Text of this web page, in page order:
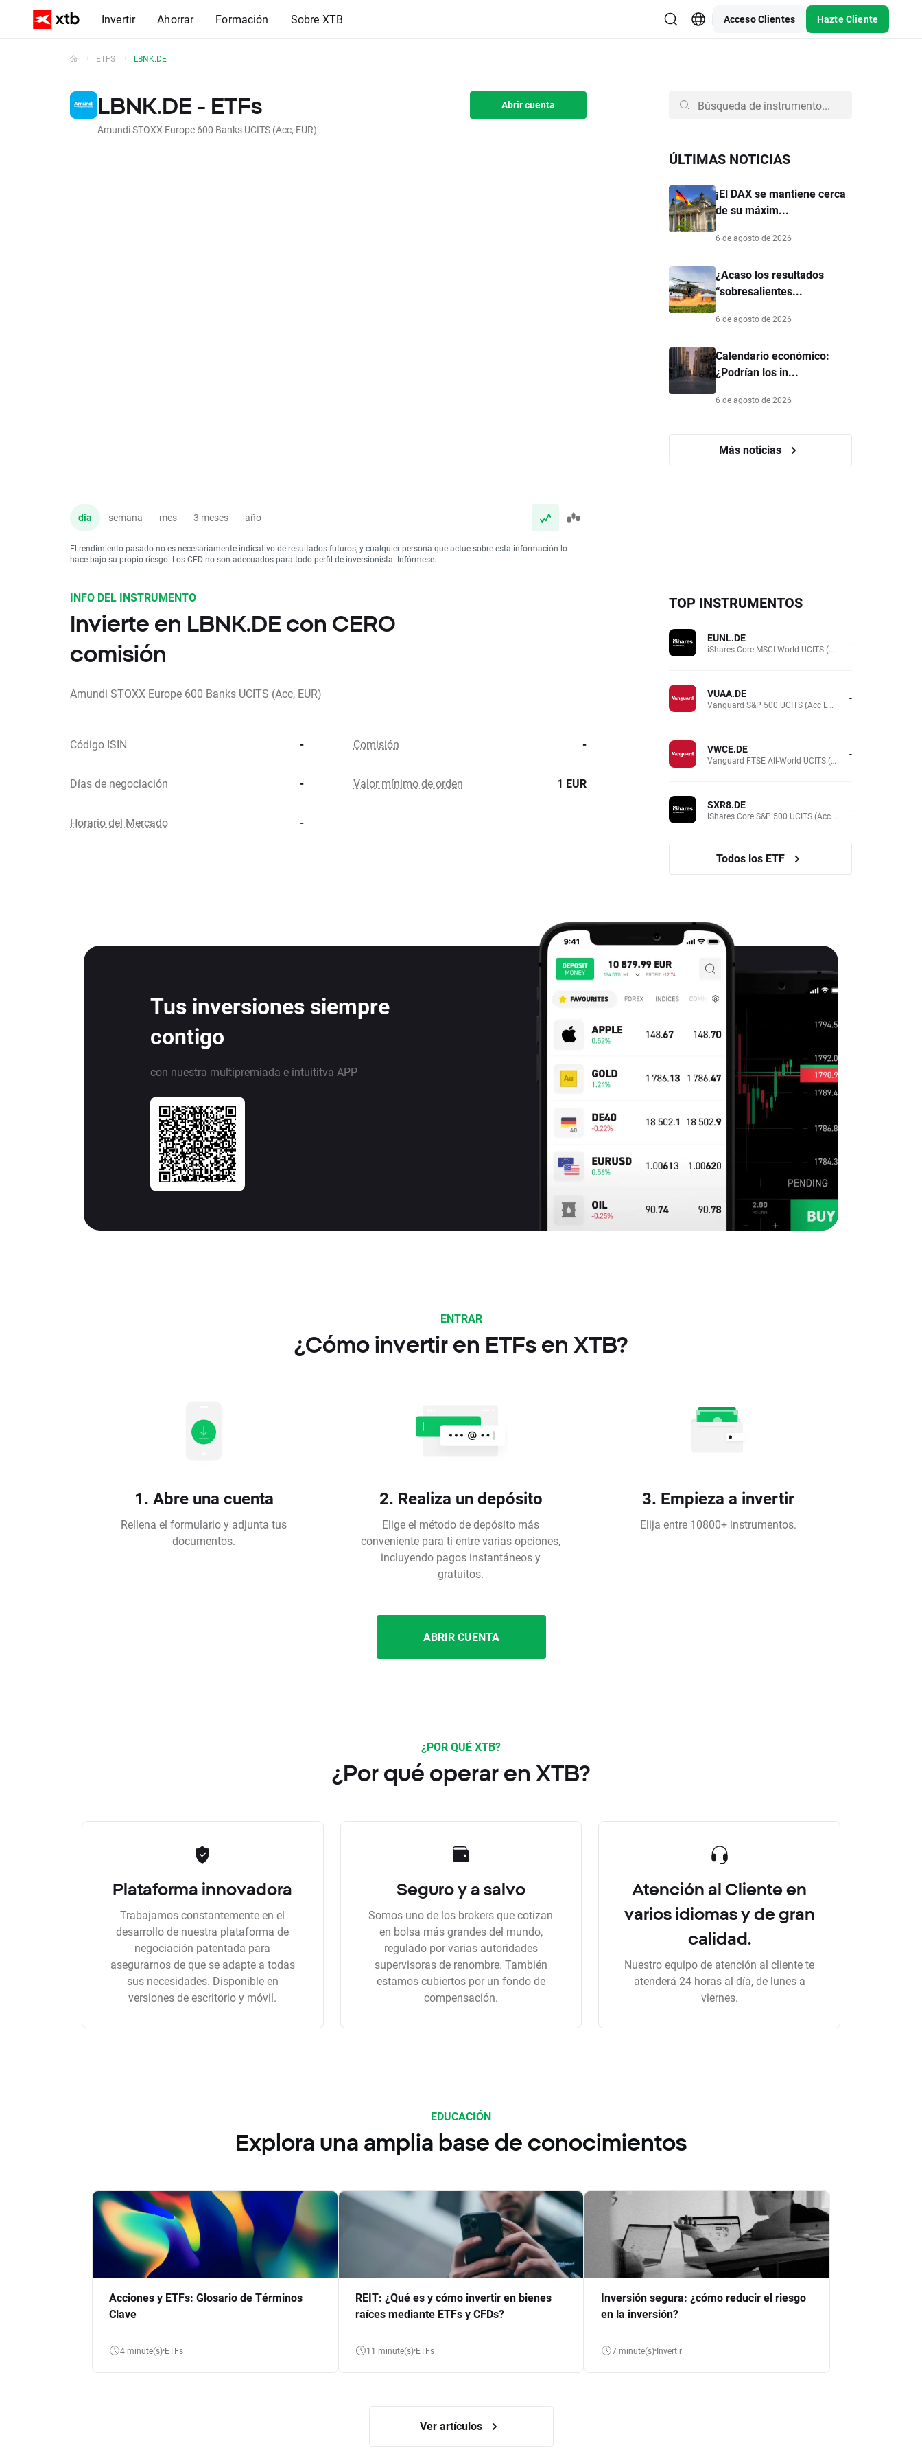
Invertir Ahorrar Formación Sobre XTB Acceso Clientes Hazte Cliente
ETFS LBNK.DE
LBNK.DE - ETFs
Amundi STOXX Europe 600 Banks UCITS (Acc, EUR)
Abrir cuenta
dia semana mes 3 meses año
El rendimiento pasado no es necesariamente indicativo de resultados futuros, y cualquier persona que actúe sobre esta información lo
hace bajo su propio riesgo. Los CFD no son adecuados para todo perfil de inversionista. Infórmese.
ÚLTIMAS NOTICIAS
¡El DAX se mantiene cerca
de su máxim...
6 de agosto de 2026
¿Acaso los resultados
“sobresalientes...
6 de agosto de 2026
Calendario económico:
¿Podrían los in...
6 de agosto de 2026
Más noticias
INFO DEL INSTRUMENTO
Invierte en LBNK.DE con CERO
comisión
Amundi STOXX Europe 600 Banks UCITS (Acc, EUR)
Código ISIN - Comisión -
Días de negociación - Valor mínimo de orden 1 EUR
Horario del Mercado -
TOP INSTRUMENTOS
EUNL.DE
iShares Core MSCI World UCITS (Acc EUR) -
VUAA.DE
Vanguard S&P 500 UCITS (Acc EUR) -
VWCE.DE
Vanguard FTSE All-World UCITS (Acc EUR ) -
SXR8.DE
iShares Core S&P 500 UCITS (Acc EUR) -
Todos los ETF
Tus inversiones siempre
contigo
con nuestra multipremiada e intuititva APP
ENTRAR
¿Cómo invertir en ETFs en XTB?
1. Abre una cuenta
Rellena el formulario y adjunta tus
documentos.
2. Realiza un depósito
Elige el método de depósito más
conveniente para ti entre varias opciones,
incluyendo pagos instantáneos y
gratuitos.
3. Empieza a invertir
Elija entre 10800+ instrumentos.
ABRIR CUENTA
¿POR QUÉ XTB?
¿Por qué operar en XTB?
Plataforma innovadora
Trabajamos constantemente en el
desarrollo de nuestra plataforma de
negociación patentada para
asegurarnos de que se adapte a todas
sus necesidades. Disponible en
versiones de escritorio y móvil.
Seguro y a salvo
Somos uno de los brokers que cotizan
en bolsa más grandes del mundo,
regulado por varias autoridades
supervisoras de renombre. También
estamos cubiertos por un fondo de
compensación.
Atención al Cliente en
varios idiomas y de gran
calidad.
Nuestro equipo de atención al cliente te
atenderá 24 horas al día, de lunes a
viernes.
EDUCACIÓN
Explora una amplia base de conocimientos
Acciones y ETFs: Glosario de Términos
Clave
4 minute(s) ETFs
REIT: ¿Qué es y cómo invertir en bienes
raíces mediante ETFs y CFDs?
11 minute(s) ETFs
Inversión segura: ¿cómo reducir el riesgo
en la inversión?
7 minute(s) Invertir
Ver artículos